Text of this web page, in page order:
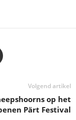
Volgend artikel
op het
Pärt Festival